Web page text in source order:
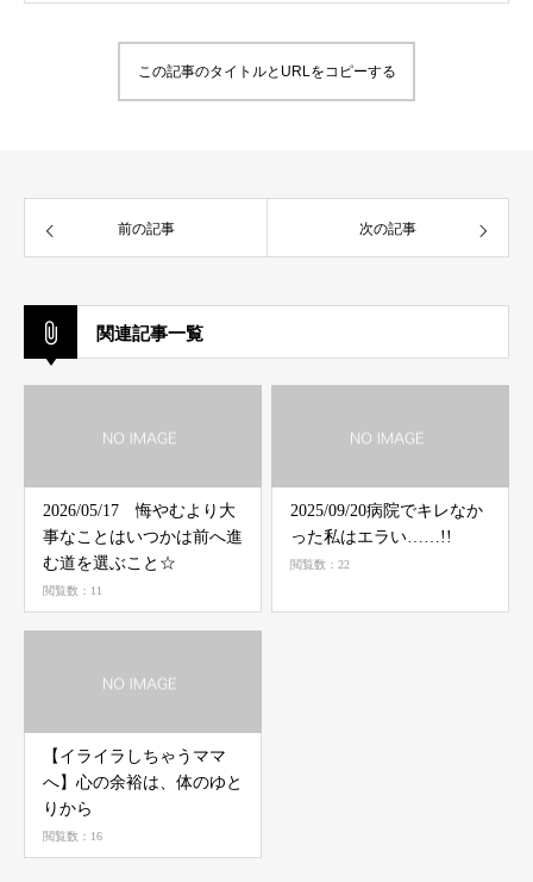
この記事のタイトルとURLをコピーする
前の記事 次の記事
関連記事一覧
2026/05/17 悔やむより大
事なことはいつかは前へ進
む道を選ぶこと☆
閲覧数：11
2025/09/20病院でキレなか
った私はエラい……!!
閲覧数：22
【イライラしちゃうママ
へ】心の余裕は、体のゆと
りから
閲覧数：16